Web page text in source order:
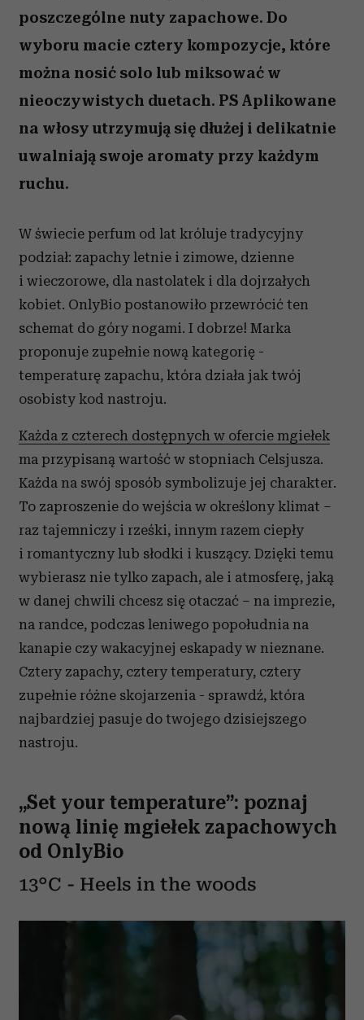
poszczególne nuty zapachowe. Do
wyboru macie cztery kompozycje, które
można nosić solo lub miksować w
nieoczywistych duetach. PS Aplikowane
na włosy utrzymują się dłużej i delikatnie
uwalniają swoje aromaty przy każdym
ruchu.
W świecie perfum od lat króluje tradycyjny
podział: zapachy letnie i zimowe, dzienne
i wieczorowe, dla nastolatek i dla dojrzałych
kobiet. OnlyBio postanowiło przewrócić ten
schemat do góry nogami. I dobrze! Marka
proponuje zupełnie nową kategorię -
temperaturę zapachu, która działa jak twój
osobisty kod nastroju.
Każda z czterech dostępnych w ofercie mgiełek
ma przypisaną wartość w stopniach Celsjusza.
Każda na swój sposób symbolizuje jej charakter.
To zaproszenie do wejścia w określony klimat –
raz tajemniczy i rześki, innym razem ciepły
i romantyczny lub słodki i kuszący. Dzięki temu
wybierasz nie tylko zapach, ale i atmosferę, jaką
w danej chwili chcesz się otaczać – na imprezie,
na randce, podczas leniwego popołudnia na
kanapie czy wakacyjnej eskapady w nieznane.
Cztery zapachy, cztery temperatury, cztery
zupełnie różne skojarzenia - sprawdź, która
najbardziej pasuje do twojego dzisiejszego
nastroju.
„Set your temperature”: poznaj
nową linię mgiełek zapachowych
od OnlyBio
13°C - Heels in the woods